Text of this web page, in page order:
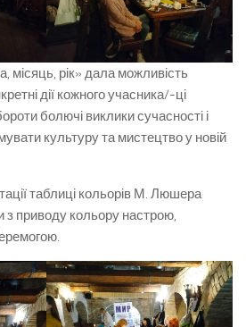
місяць, рік» дала можливість
дії кожного учасника/-ці
болючі виклики сучасності і
культуру та мистецтво у новій
таблиці кольорів М. Люшера
з приводу кольору настрою,